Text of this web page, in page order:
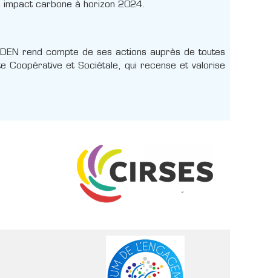
impact carbone à horizon 2024.
rend compte de ses actions auprès de toutes
Coopérative et Sociétale, qui recense et valorise